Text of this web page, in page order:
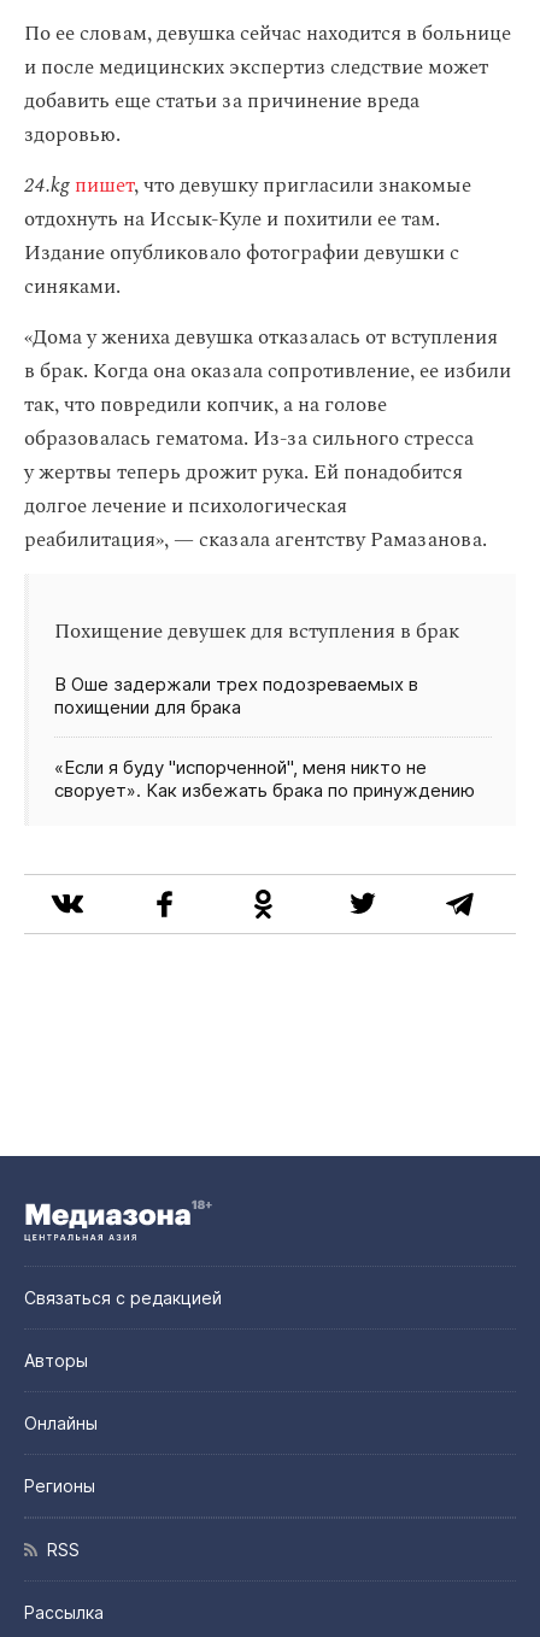
По ее словам, девушка сейчас находится в больнице
и после медицинских экспертиз следствие может
добавить еще статьи за причинение вреда
здоровью.
24.kgпишет, что девушку пригласили знакомые
отдохнуть на Иссык-Куле и похитили ее там.
Издание опубликовало фотографии девушки с
синяками.
«Дома у жениха девушка отказалась от вступления
в брак. Когда она оказала сопротивление, ее избили
так, что повредили копчик, а на голове
образовалась гематома. Из-за сильного стресса
у жертвы теперь дрожит рука. Ей понадобится
долгое лечение и психологическая
реабилитация», — сказала агентству Рамазанова.
Похищение девушек для вступления в брак
В Оше задержали трех подозреваемых в
похищении для брака
«Если я буду "испорченной", меня никто не
сворует». Как избежать брака по принуждению
Связаться с редакцией
Авторы
Онлайны
Регионы
RSS
Рассылка